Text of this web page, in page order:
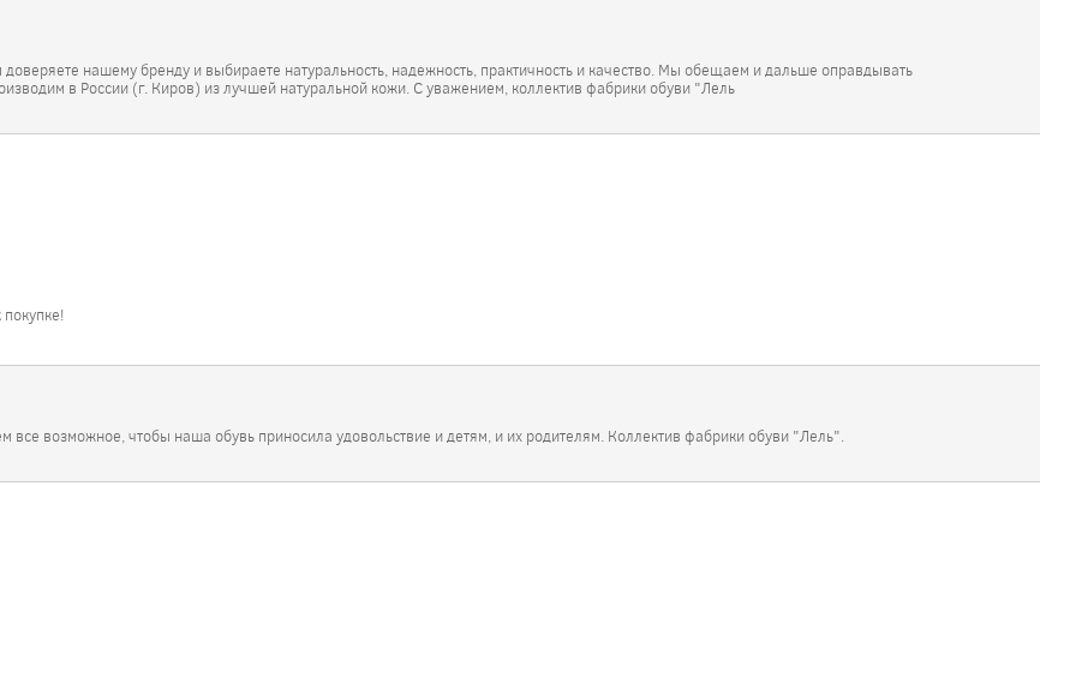
нашему бренду и выбираете натуральность, надежность, практичность и качество. Мы обещаем и дальше оправдывать
в России (г. Киров) из лучшей натуральной кожи. С уважением, коллектив фабрики обуви "Лель
возможное, чтобы наша обувь приносила удовольствие и детям, и их родителям. Коллектив фабрики обуви "Лель".